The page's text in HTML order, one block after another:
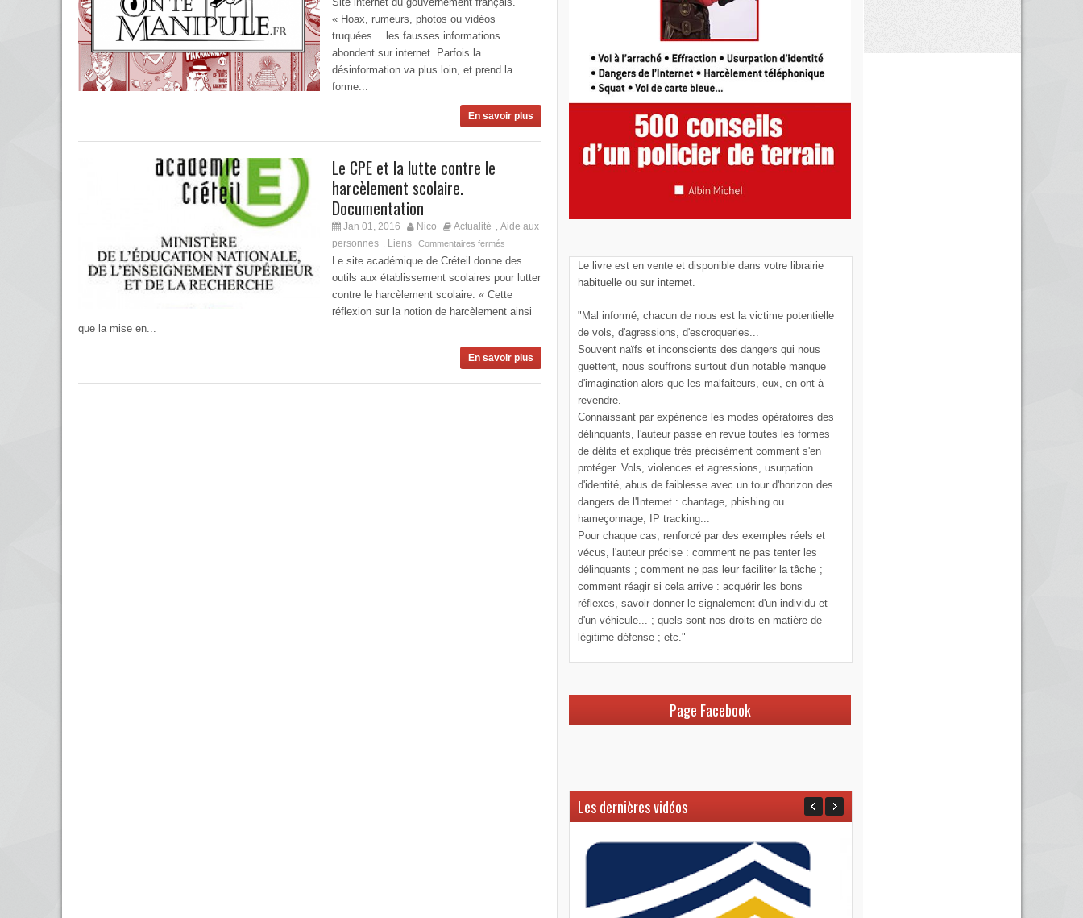
« Hoax, rumeurs, photos ou vidéos
truquées… les fausses informations
abondent sur internet. Parfois la
désinformation va plus loin, et prend la
forme...
En savoir plus
Le CPE et la lutte contre le
harcèlement scolaire.
Documentation
Jan 01, 2016 Nico Actualité
Aide aux
personnes
Liens Commentaires fermés
Le site académique de Créteil donne des
outils aux établissement scolaires pour lutter
contre le harcèlement scolaire. « Cette
réflexion sur la notion de harcèlement ainsi
que la mise en...
En savoir plus
Le livre est en vente et disponible dans votre librairie
habituelle ou sur internet.
"Mal informé, chacun de nous est la victime potentielle
de vols, d'agressions, d'escroqueries...
Souvent naïfs et inconscients des dangers qui nous
guettent, nous souffrons surtout d'un notable manque
d'imagination alors que les malfaiteurs, eux, en ont à
revendre.
Connaissant par expérience les modes opératoires des
délinquants, l'auteur passe en revue toutes les formes
de délits et explique très précisément comment s'en
protéger. Vols, violences et agressions, usurpation
d'identité, abus de faiblesse avec un tour d'horizon des
dangers de l'Internet : chantage, phishing ou
hameçonnage, IP tracking...
Pour chaque cas, renforcé par des exemples réels et
vécus, l'auteur précise : comment ne pas tenter les
délinquants ; comment ne pas leur faciliter la tâche ;
comment réagir si cela arrive : acquérir les bons
réflexes, savoir donner le signalement d'un individu et
d'un véhicule... ; quels sont nos droits en matière de
légitime défense ; etc."
Page Facebook
Les dernières vidéos